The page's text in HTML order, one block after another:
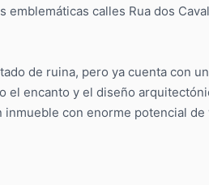
emblemáticas calles Rua dos
de ruina, pero ya cuenta con
el encanto y el diseño
con enorme potencial